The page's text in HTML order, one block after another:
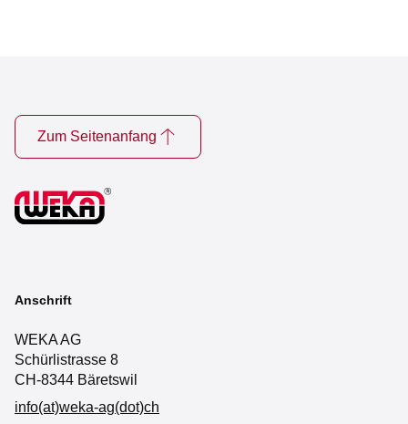
Zum Seitenanfang
Anschrift
WEKA AG
Schürlistrasse 8
CH-8344 Bäretswil
info(at)weka-ag(dot)ch